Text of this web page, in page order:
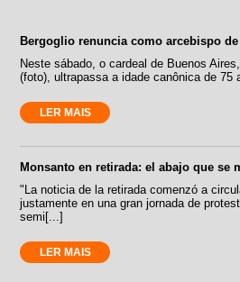
Bergoglio renuncia como arcebispo
Neste sábado, o cardeal de Buenos
(foto), ultrapassa a idade canônica de 75
LER MAIS
Monsanto en retirada: el abajo que se
"La noticia de la retirada comenzó a
justamente en una gran jornada de
semi[...]
LER MAIS